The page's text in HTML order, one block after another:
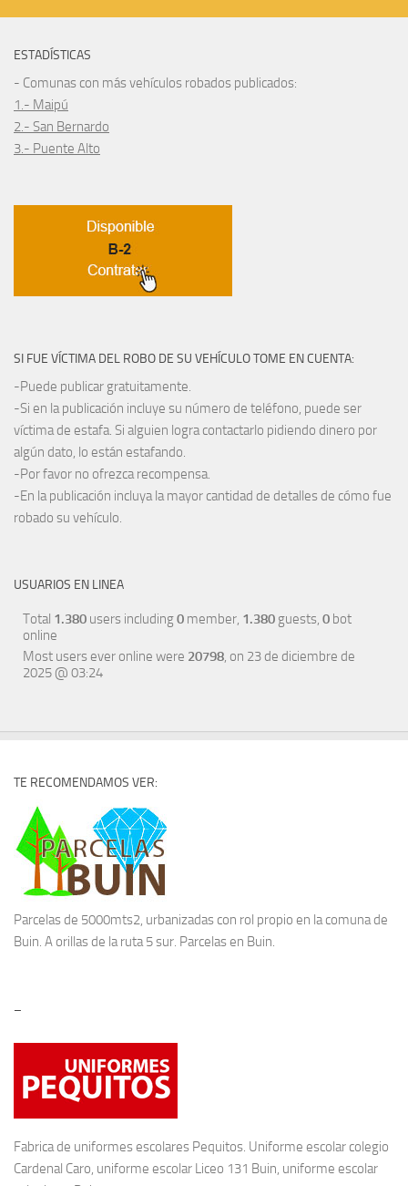
ESTADÍSTICAS
- Comunas con más vehículos robados publicados:
1.- Maipú
2.- San Bernardo
3.- Puente Alto
SI FUE VÍCTIMA DEL ROBO DE SU VEHÍCULO TOME EN CUENTA:
-Puede publicar gratuitamente.
-Si en la publicación incluye su número de teléfono, puede ser
víctima de estafa. Si alguien logra contactarlo pidiendo dinero por
algún dato, lo están estafando.
-Por favor no ofrezca recompensa.
-En la publicación incluya la mayor cantidad de detalles de cómo fue
robado su vehículo.
USUARIOS EN LINEA
Total 1.380 users including0 member, 1.380 guests, 0 bot
online
Most users ever online were 20798, on 23 de diciembre de
2025 @ 03:24
TE RECOMENDAMOS VER:
Parcelas de 5000mts2, urbanizadas con rol propio en la comuna de
Buin. A orillas de la ruta 5 sur. Parcelas en Buin.
–
Fabrica de uniformes escolares Pequitos. Uniforme escolar colegio
Cardenal Caro, uniforme escolar Liceo 131 Buin, uniforme escolar